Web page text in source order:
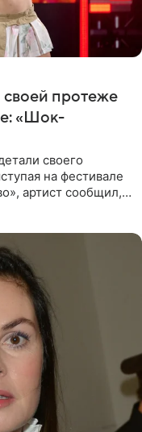
своей протеже
«Шок-
своего
на фестивале
артист сообщил,